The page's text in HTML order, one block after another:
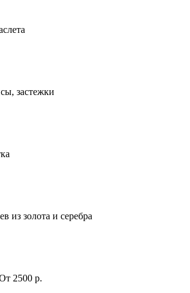
застежки
из золота и серебра
2500 р.